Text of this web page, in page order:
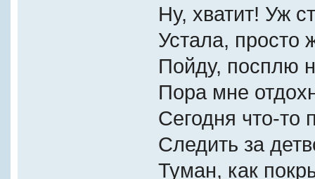
Ну, хватит! Уж
Устала, просто
Пойду, посплю
Пора мне
Сегодня что-то
Следить за
Туман, как